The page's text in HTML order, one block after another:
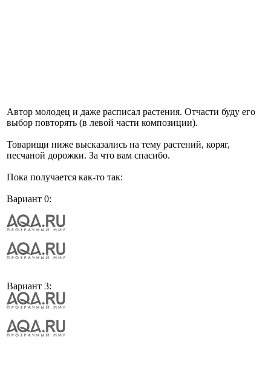
Автор молодец и даже расписал растения. Отчасти буду его
выбор повторять (в левой части композиции).
Товарищи ниже высказались на тему растений, коряг,
песчаной дорожки. За что вам спасибо.
Пока получается как-то так:
Вариант 0:
Вариант 3: